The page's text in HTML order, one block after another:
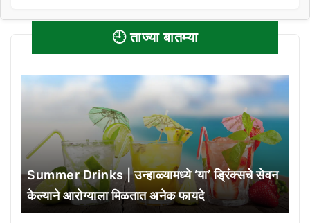
🕘 ताज्या बातम्या
Summer Drinks | उन्हाळ्यामध्ये ‘या’ ड्रिंक्सचे सेवन
केल्याने आरोग्याला मिळतात अनेक फायदे